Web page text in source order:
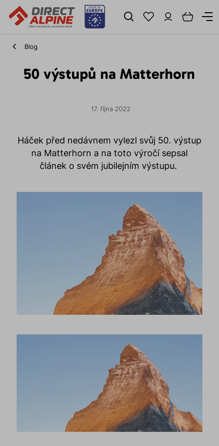
Blog
50 výstupů na Matterhorn
17. října 2022
Háček před nedávnem vylezl svůj 50. výstup
na Matterhorn a na toto výročí sepsal
článek o svém jubilejním výstupu.